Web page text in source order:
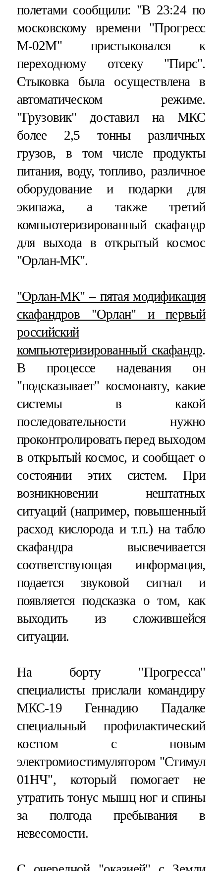
полетами сообщили: "В 23:24 по
московскому времени "Прогресс
М-02М" пристыковался к
переходному отсеку "Пирс".
Стыковка была осуществлена в
автоматическом режиме.
"Грузовик" доставил на МКС
более 2,5 тонны различных
грузов, в том числе продукты
питания, воду, топливо, различное
оборудование и подарки для
экипажа, а также третий
компьютеризированный скафандр
для выхода в открытый космос
"Орлан-МК".
"Орлан-МК" – пятая модификация
скафандров "Орлан" и первый
российский
компьютеризированный скафандр.
В процессе надевания он
"подсказывает" космонавту, какие
системы в какой
последовательности нужно
проконтролировать перед выходом
в открытый космос, и сообщает о
состоянии этих систем. При
возникновении нештатных
ситуаций (например, повышенный
расход кислорода и т.п.) на табло
скафандра высвечивается
соответствующая информация,
подается звуковой сигнал и
появляется подсказка о том, как
выходить из сложившейся
ситуации.
На борту "Прогресса"
специалисты прислали командиру
МКС-19 Геннадию Падалке
специальный профилактический
костюм с новым
электромиостимулятором "Стимул
01НЧ", который помогает не
утратить тонус мышц ног и спины
за полгода пребывания в
невесомости.